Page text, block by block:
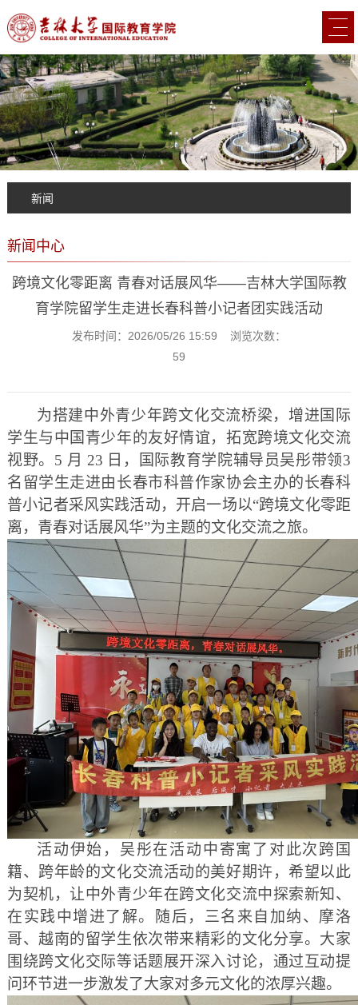
新闻
新闻中心
跨境文化零距离 青春对话展风华——吉林大学国际教
育学院留学生走进长春科普小记者团实践活动
发布时间：2026/05/26 15:59 浏览次数：
59
为搭建中外青少年跨文化交流桥梁，增进国际
学生与中国青少年的友好情谊，拓宽跨境文化交流
视野。 5 月 23 日，国际教育学院辅导员吴彤带领3
名留学生走进由长春市科普作家协会主办的长春科
普小记者采风实践活动，开启一场以“跨境文化零距
离，青春对话展风华”为主题的文化交流之旅。
活动伊始，吴彤在活动中寄寓了对此次跨国
籍、跨年龄的文化交流活动的美好期许，希望以此
为契机，让中外青少年在跨文化交流中探索新知、
在实践中增进了解。随后，三名来自加纳、摩洛
哥、越南的留学生依次带来精彩的文化分享。大家
围绕跨文化交际等话题展开深入讨论，通过互动提
问环节进一步激发了大家对多元文化的浓厚兴趣。